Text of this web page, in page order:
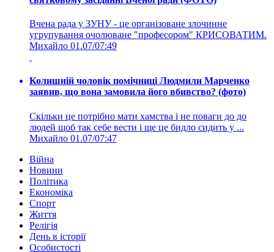
Вчена рада у ЗУНУ - це організоване злочинне
угрупування очолюване "професором" КРИСОВАТИМ.
Михайло 01.07/07:49
Колишній чоловік помічниці Людмили Марченко
заявив, що вона замовила його вбивство? (фото)
Скільки це потрібно мати хамства і не поваги до до
людей щоб так себе вести і ще це бидло сидить у ...
Михайло 01.07/07:47
Війна
Новини
Політика
Економіка
Спорт
Життя
Релігія
День в історії
Особистості